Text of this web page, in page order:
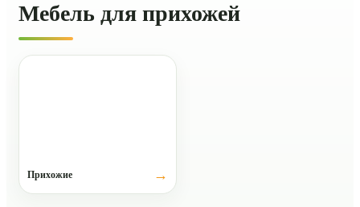
Мебель для прихожей
Прихожие